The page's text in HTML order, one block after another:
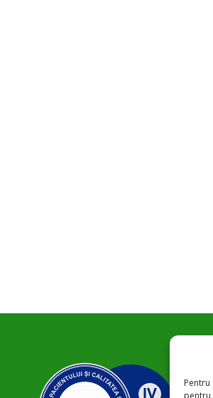
pentru